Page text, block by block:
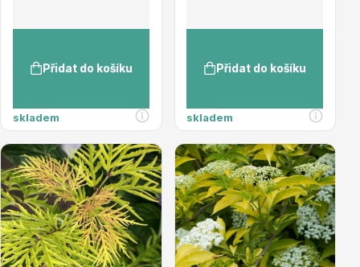
Cibuloviny
Přidat do košíku
skladem
Přidat do košíku
skladem